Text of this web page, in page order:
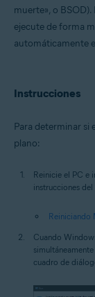
Sistemas
Microsoft
Microsoft
Premium/
muerte», o
ejecute de forma
automáticamente
Instrucciones
Para determinar si
plano:
Reinicie el PC e
instrucciones
Reiniciando
Cuando
cuadro de